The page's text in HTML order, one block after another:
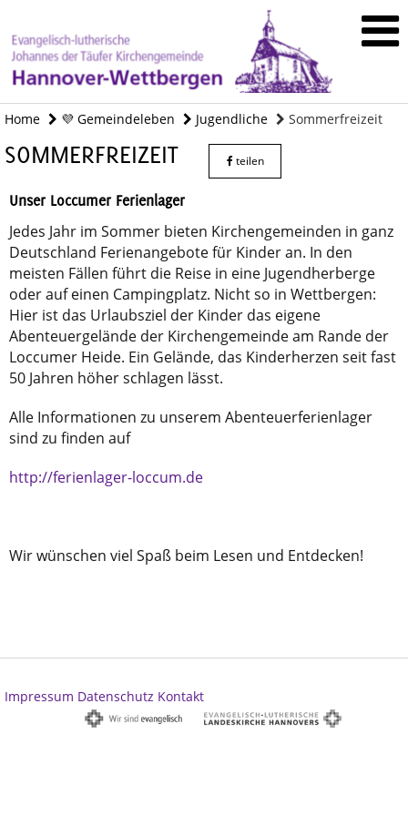
Home 💜 Gemeindeleben Jugendliche Sommerfreizeit
SOMMERFREIZEIT teilen
Unser Loccumer Ferienlager
Jedes Jahr im Sommer bieten Kirchengemeinden in ganz
Deutschland Ferienangebote für Kinder an. In den
meisten Fällen führt die Reise in eine Jugendherberge
oder auf einen Campingplatz. Nicht so in Wettbergen:
Hier ist das Urlaubsziel der Kinder das eigene
Abenteuergelände der Kirchengemeinde am Rande der
Loccumer Heide. Ein Gelände, das Kinderherzen seit fast
50 Jahren höher schlagen lässt.
Alle Informationen zu unserem Abenteuerferienlager
sind zu finden auf
http://ferienlager-loccum.de
Wir wünschen viel Spaß beim Lesen und Entdecken!
Impressum Datenschutz Kontakt